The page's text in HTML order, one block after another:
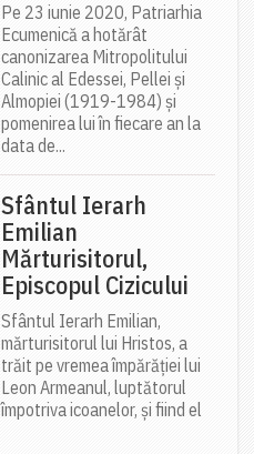
Pe 23 iunie 2020, Patriarhia
Ecumenică a hotărât
canonizarea Mitropolitului
Calinic al Edessei, Pellei și
Almopiei (1919-1984) și
pomenirea lui în fiecare an la
data de...
Sfântul Ierarh
Emilian
Mărturisitorul,
Episcopul Cizicului
Sfântul Ierarh Emilian,
mărturisitorul lui Hristos, a
trăit pe vremea împărăției lui
Leon Armeanul, luptătorul
împotriva icoanelor, și fiind el